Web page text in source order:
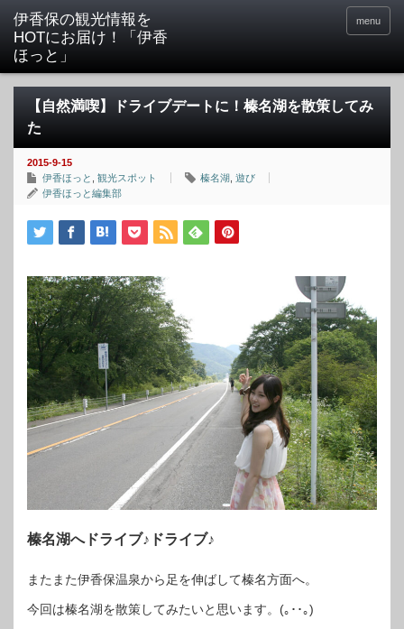
menu
【自然満喫】ドライブデートに！榛名湖を散策してみ
た
2015-9-15
伊香ほっと
観光スポット 榛名湖 遊び
伊香ほっと編集部
榛名湖へドライブ♪ドライブ♪
またまた伊香保温泉から足を伸ばして榛名方面へ。
今回は榛名湖を散策してみたいと思います。(｡･･｡)